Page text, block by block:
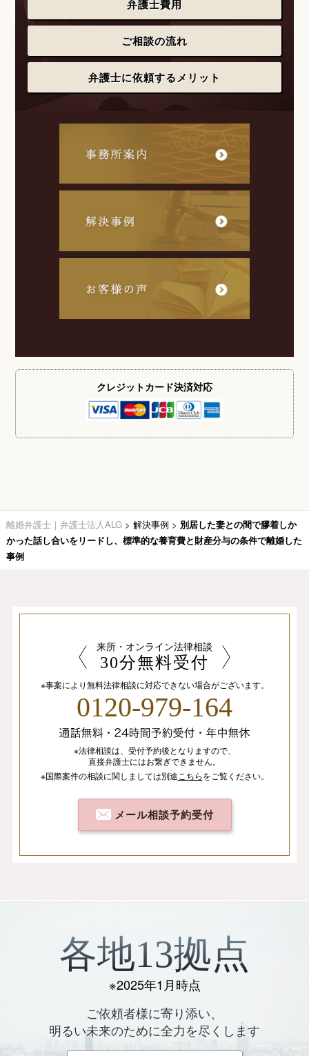
弁護士費用
ご相談の流れ
弁護士に依頼するメリット
クレジットカード決済対応
離婚弁護士｜弁護士法人ALG > 解決事例 > 別居した妻との間で膠着しか
かった話し合いをリードし、標準的な養育費と財産分与の条件で離婚した
事例
来所・オンライン法律相談
30分無料受付
※事案により無料法律相談に対応できない場合がございます。
0120-979-164
※法律相談は、 受付予約後となりますので、
直接弁護士にはお繋ぎできません。
※国際案件の相談に関しましては別途 こちらをご覧ください。
メール相談予約受付
各地13拠点
※2025年1月時点
ご依頼者様に寄り添い、
明るい未来のために全力を尽くします